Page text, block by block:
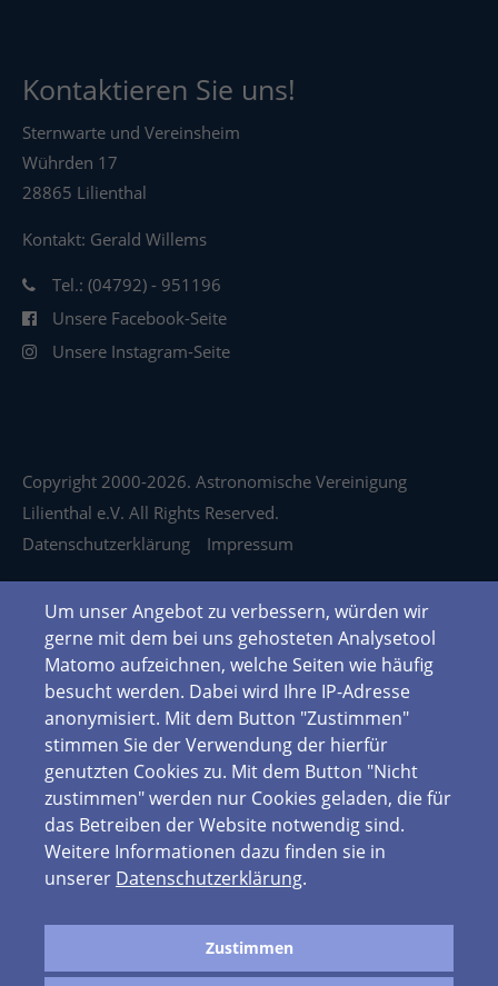
Kontaktieren Sie uns!
Sternwarte und Vereinsheim
Wührden 17
28865 Lilienthal
Kontakt: Gerald Willems
Tel.: (04792) - 951196
Unsere Facebook-Seite
Unsere Instagram-Seite
Copyright 2000-2026. Astronomische Vereinigung
Lilienthal e.V. All Rights Reserved.
Datenschutzerklärung
Impressum
Um unser Angebot zu verbessern, würden wir
gerne mit dem bei uns gehosteten Analysetool
Matomo aufzeichnen, welche Seiten wie häufig
besucht werden. Dabei wird Ihre IP-Adresse
anonymisiert. Mit dem Button "Zustimmen"
stimmen Sie der Verwendung der hierfür
genutzten Cookies zu. Mit dem Button "Nicht
zustimmen" werden nur Cookies geladen, die für
das Betreiben der Website notwendig sind.
Weitere Informationen dazu finden sie in
unserer Datenschutzerklärung.
Zustimmen